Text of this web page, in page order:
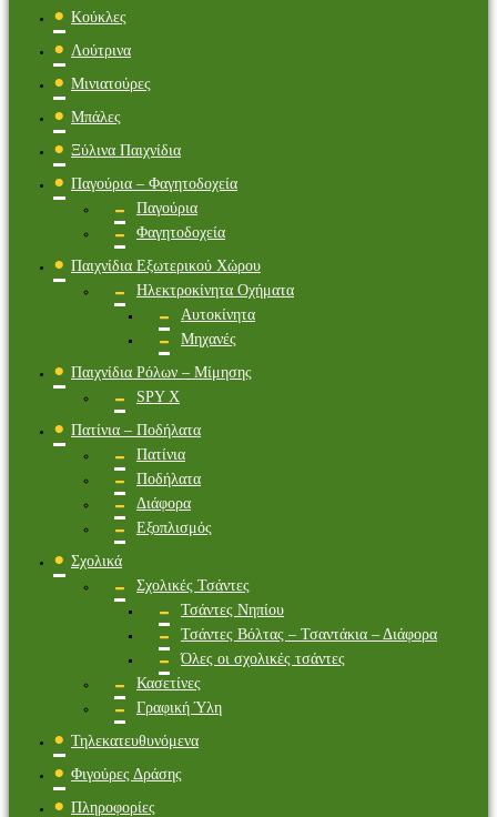
Κούκλες
Λούτρινα
Μινιατούρες
Μπάλες
Ξύλινα Παιχνίδια
Παγούρια – Φαγητοδοχεία
Παγούρια
Φαγητοδοχεία
Παιχνίδια Εξωτερικού Χώρου
Ηλεκτροκίνητα Οχήματα
Αυτοκίνητα
Μηχανές
Παιχνίδια Ρόλων – Μίμησης
SPY X
Πατίνια – Ποδήλατα
Πατίνια
Ποδήλατα
Διάφορα
Εξοπλισμός
Σχολικά
Σχολικές Τσάντες
Τσάντες Νηπίου
Τσάντες Βόλτας – Τσαντάκια – Διάφορα
Όλες οι σχολικές τσάντες
Κασετίνες
Γραφική Ύλη
Τηλεκατευθυνόμενα
Φιγούρες Δράσης
Πληροφορίες